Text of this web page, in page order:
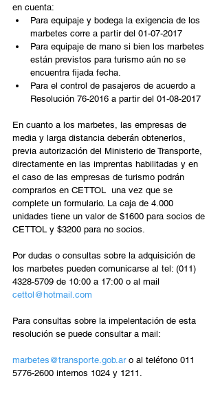
en cuenta:
Para equipaje y bodega la exigencia de los
marbetes corre a partir del 01-07-2017
Para equipaje de mano si bien los marbetes
están previstos para turismo aún no se
encuentra fijada fecha.
Para el control de pasajeros de acuerdo a
Resolución 76-2016 a partir del 01-08-2017
En cuanto a los marbetes, las empresas de
media y larga distancia deberán obtenerlos,
previa autorización del Ministerio de Transporte,
directamente en las imprentas habilitadas y en
el caso de las empresas de turismo podrán
comprarlos en CETTOL  una vez que se
complete un formulario. La caja de 4.000
unidades tiene un valor de $1600 para socios de
CETTOL y $3200 para no socios.
Por dudas o consultas sobre la adquisición de
los marbetes pueden comunicarse al tel: (011)
4328-5709 de 10:00 a 17:00 o al mail
cettol@hotmail.com
Para consultas sobre la impelentación de esta
resolución se puede consultar a mail:
marbetes@transporte.gob.ar o al teléfono 011
5776-2600 internos 1024 y 1211.